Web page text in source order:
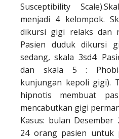
Susceptibility
menjadi 4 kelompok.
dikursi gigi relaks dan
Pasien duduk dikursi
sedang, skala 3sd4:
dan skala 5 :
kunjungan kepoli gigi).
hipnotis membuat
mencabutkan gigi
Kasus: bulan Desember
24 orang pasien untuk